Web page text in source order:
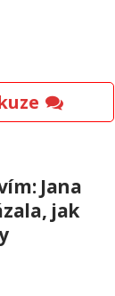
Jana
jak